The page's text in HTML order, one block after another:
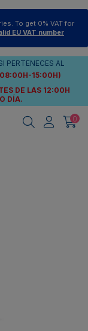
To get 0% VAT for
EU VAT number
PERTENECES AL
08:00H-15:00H)
DE LAS 12:00H
DÍA.
0